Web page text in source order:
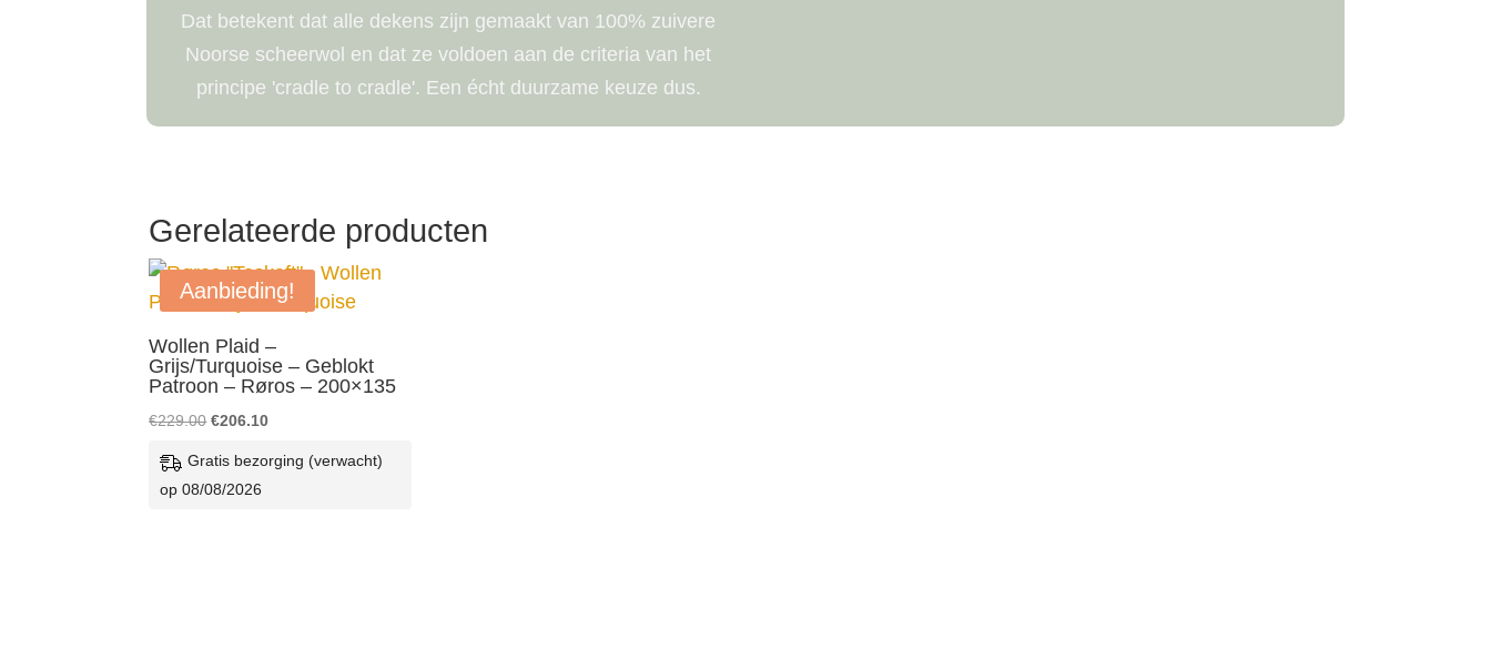
Dat betekent dat alle dekens zijn gemaakt van 100% zuivere
Noorse scheerwol en dat ze voldoen aan de criteria van het
principe 'cradle to cradle'. Een écht duurzame keuze dus.
Gerelateerde producten
Aanbieding!
Wollen Plaid –
Grijs/Turquoise – Geblokt
Patroon – Røros – 200×135
€229.00 Oorspronkelijke
€206.10Huidige
Gratis bezorging (verwacht)
op 08/08/2026